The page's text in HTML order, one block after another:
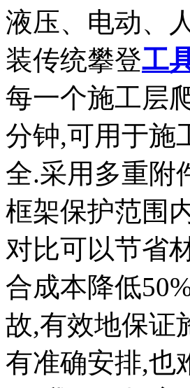
液压、电动、
装传统攀登工
每一个施工层
分钟,可用于施
全.采用多重附
框架保护范围
对比可以节省
合成本降低
故,有效地保证
有准确安排,也